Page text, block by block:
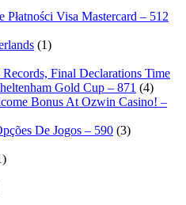
Visa Mastercard – 512
(1)
Final Declarations Time
Gold Cup – 871 (4)
Bonus At Ozwin Casino! –
De Jogos – 590 (3)